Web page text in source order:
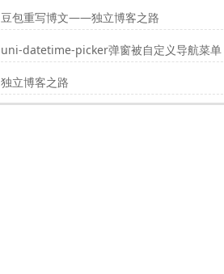
豆包重写博文——独立博客之路
uni-datetime-picker弹窗被自定义导航菜单
遮挡的解决方法
独立博客之路